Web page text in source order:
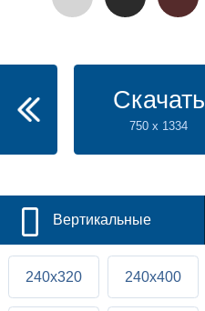
Скачать
750 x 1334
Вертикальные
240x320 240x400